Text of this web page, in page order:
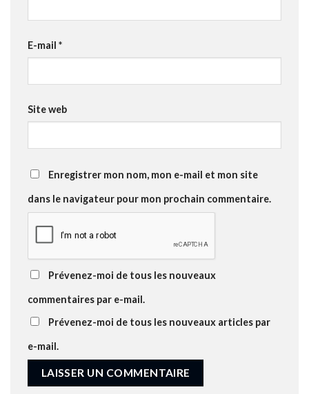
E-mail *
Site web
Enregistrer mon nom, mon e-mail et mon site
dans le navigateur pour mon prochain commentaire.
Prévenez-moi de tous les nouveaux
commentaires par e-mail.
Prévenez-moi de tous les nouveaux articles par
e-mail.